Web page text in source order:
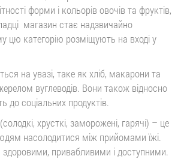
форми і кольорів овочів та фруктів,
магазин стає надзвичайно
цю категорію розміщують на вході у
на увазі, таке як хліб, макарони та
вуглеводів. Вони також відносно
до соціальних продуктів.
хрусткі, заморожені, гарячі) – це
насолодитися між прийомами їжі.
здоровими, привабливими і доступними.